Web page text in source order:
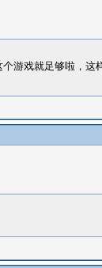
游戏就足够啦，